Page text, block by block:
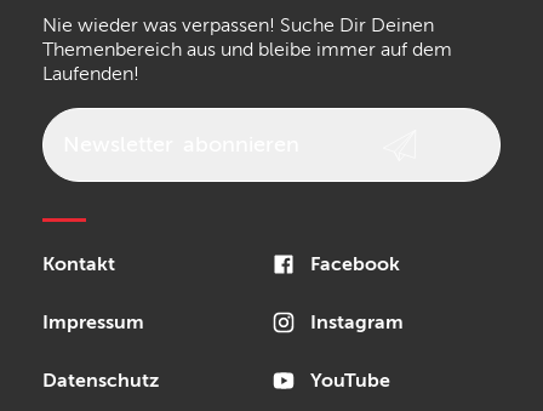
Walrus Audio Epiphone
Nie wieder was verpassen! Suche Dir Deinen
Themenbereich aus und bleibe immer auf dem
Laufenden!
Kontakt
Impressum
Datenschutz
Facebook
Instagram
YouTube